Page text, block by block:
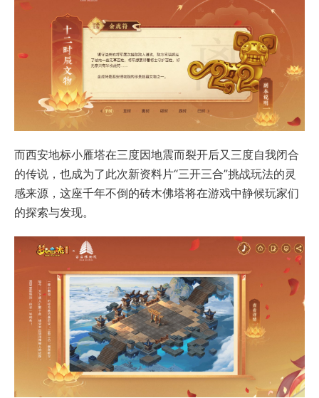
而西安地标小雁塔在三度因地震而裂开后又三度自我闭合
的传说，也成为了此次新资料片“三开三合”挑战玩法的灵
感来源，这座千年不倒的砖木佛塔将在游戏中静候玩家们
的探索与发现。